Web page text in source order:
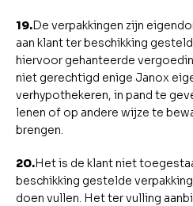
19.De verpakkingen zijn
aan klant ter beschikking
hiervoor gehanteerde
niet gerechtigd enige Janox
verhypothekeren, in pand te
lenen of op andere wijze te
brengen.
20.Het is de klant niet
beschikking gestelde
doen vullen. Het ter vulling